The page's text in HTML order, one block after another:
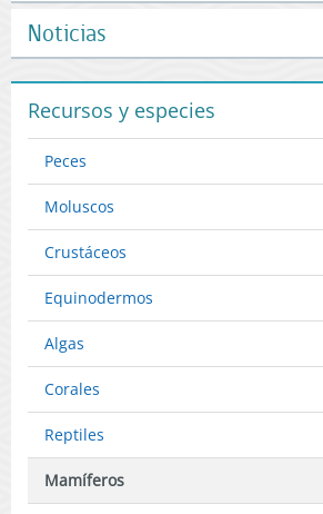
Noticias
Recursos y especies
Peces
Moluscos
Crustáceos
Equinodermos
Algas
Corales
Reptiles
Mamíferos